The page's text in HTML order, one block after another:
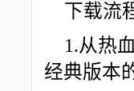
下载流
1.从热
经典版本